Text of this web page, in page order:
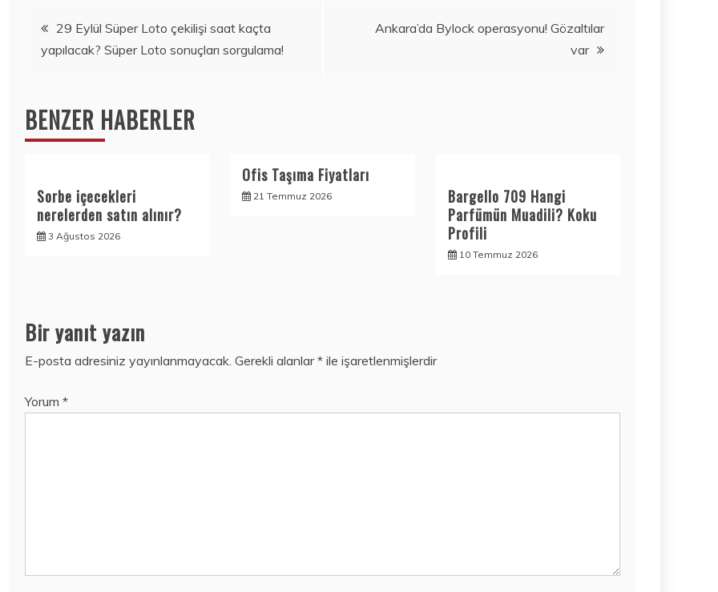
Yazı
gezinmesi
29 Eylül Süper Loto çekilişi saat kaçta
yapılacak? Süper Loto sonuçları sorgulama!
Ankara’da Bylock operasyonu! Gözaltılar
var
BENZER HABERLER
Sorbe içecekleri
nerelerden satın alınır?
3 Ağustos 2026
Ofis Taşıma Fiyatları
21 Temmuz 2026
Bargello 709 Hangi
Parfümün Muadili? Koku
Profili
10 Temmuz 2026
Bir yanıt yazın
E-posta adresiniz yayınlanmayacak. Gerekli alanlar* ile işaretlenmişlerdir
Yorum *